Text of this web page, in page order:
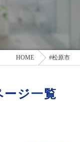
HOME #松原市
ージ一覧